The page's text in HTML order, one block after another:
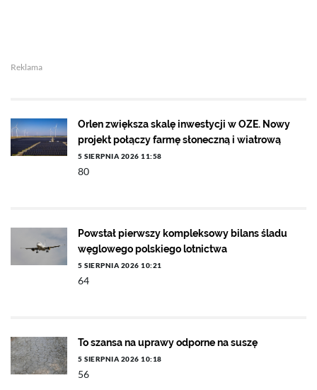
Reklama
Orlen zwiększa skalę inwestycji w OZE. Nowy
projekt połączy farmę słoneczną i wiatrową
5 SIERPNIA 2026 11:58
80
Powstał pierwszy kompleksowy bilans śladu
węglowego polskiego lotnictwa
5 SIERPNIA 2026 10:21
64
To szansa na uprawy odporne na suszę
5 SIERPNIA 2026 10:18
56